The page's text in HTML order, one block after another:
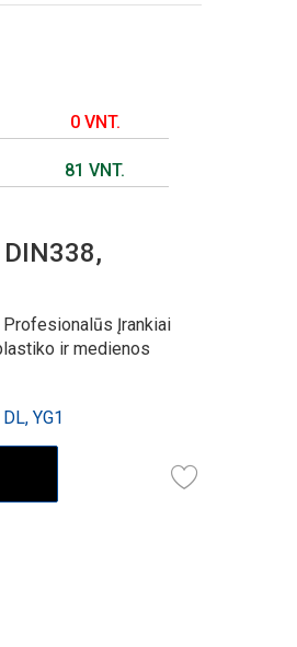
0 VNT.
81 VNT.
Profesionalūs Įrankiai
ir medienos
YG1